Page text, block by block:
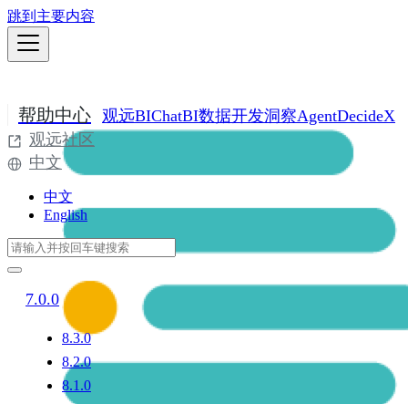
跳到主要内容
帮助中心 观远BIChatBI数据开发洞察AgentDecideX
观远社区
中文
中文
English
7.0.0
8.3.0
8.2.0
8.1.0